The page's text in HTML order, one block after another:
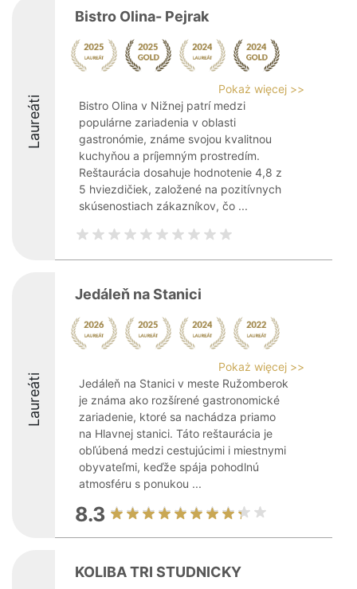
Laureáti
Bistro Olina- Pejrak
Pokaż więcej >>
Bistro Olina v Nižnej patrí medzi
populárne zariadenia v oblasti
gastronómie, známe svojou kvalitnou
kuchyňou a príjemným prostredím.
Reštaurácia dosahuje hodnotenie 4,8 z
5 hviezdičiek, založené na pozitívnych
skúsenostiach zákazníkov, čo ...
Laureáti
Jedáleň na Stanici
Pokaż więcej >>
Jedáleň na Stanici v meste Ružomberok
je známa ako rozšírené gastronomické
zariadenie, ktoré sa nachádza priamo
na Hlavnej stanici. Táto reštaurácia je
obľúbená medzi cestujúcimi i miestnymi
obyvateľmi, keďže spája pohodlnú
atmosféru s ponukou ...
8.3
KOLIBA TRI STUDNICKY